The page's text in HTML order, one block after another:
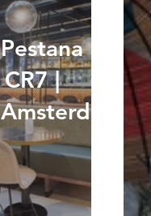
Pestana
CR7 |
Amsterdam